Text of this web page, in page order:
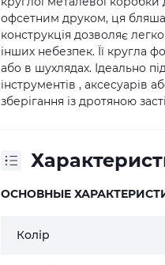
офсетним друком, ця
конструкція дозволяє
інших небезпек. Її кругла
або в шухлядах. Ідеально
інструментів , аксесуарів
зберігання із дротяною
ОСНОВНЫЕ
Колір